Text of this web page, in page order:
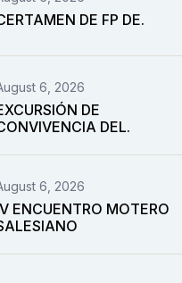
DE FP DE.
6, 2026
DE
DEL.
6, 2026
ENCUENTRO MOTERO